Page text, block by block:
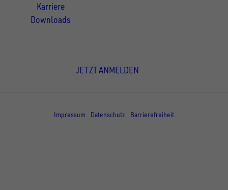
Karriere
Downloads
JETZT ANMELDEN
Impressum
Datenschutz Barrierefreiheit